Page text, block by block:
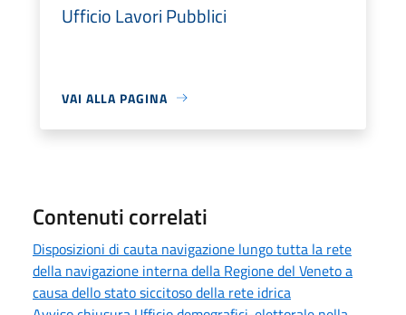
Ufficio Lavori Pubblici
VAI ALLA PAGINA
Contenuti correlati
Disposizioni di cauta navigazione lungo tutta la rete
della navigazione interna della Regione del Veneto a
causa dello stato siccitoso della rete idrica